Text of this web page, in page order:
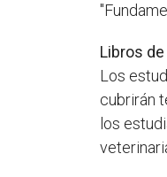
Libros
Los
cubrirán
los